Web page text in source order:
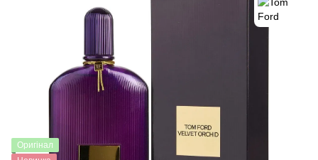
Оригінал